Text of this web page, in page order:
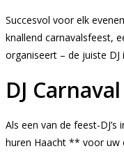
Succesvol voor elk
knallend carnavalsfeest,
organiseert – de juiste
DJ
Als een van de feest-
huren Haacht ** voor uw